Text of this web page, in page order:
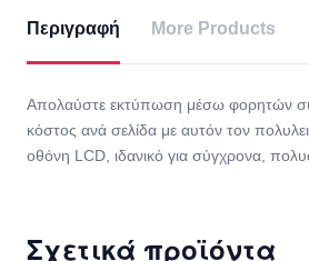
Περιγραφή More Products
Απολαύστε εκτύπωση μέσω φορητών
κόστος ανά σελίδα με αυτόν τον
οθόνη LCD, ιδανικό για σύγχρονα,
Σχετικά προϊόντα